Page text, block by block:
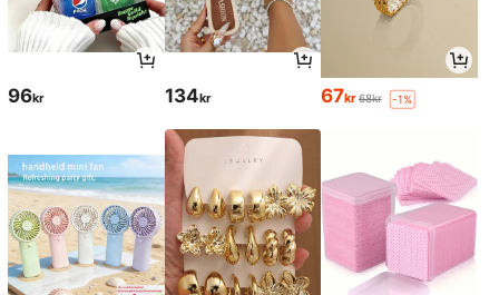
96kr 134kr 67kr 68kr -1%